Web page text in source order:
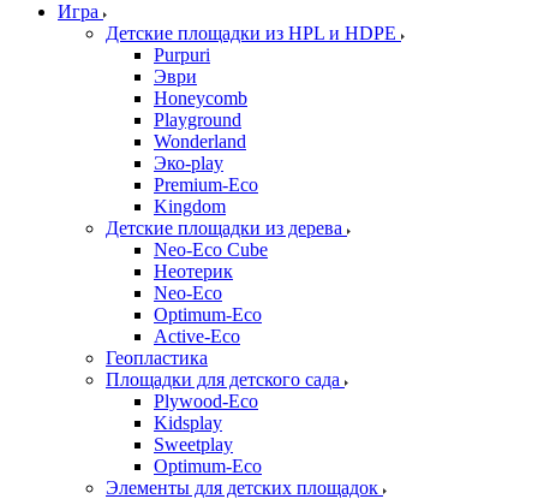
Игра
Детские площадки из HPL и HDPE
Purpuri
Эври
Honeycomb
Playground
Wonderland
Эко-play
Premium-Eco
Kingdom
Детские площадки из дерева
Neo-Eco Cube
Неотерик
Neo-Eco
Оptimum-Еco
Active-Eco
Геопластика
Площадки для детского сада
Plywood-Eco
Kidsplay
Sweetplay
Оptimum-Еco
Элементы для детских площадок